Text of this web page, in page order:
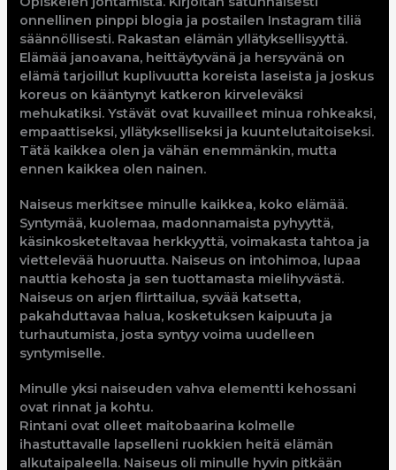
onnellinen pinppi blogia ja postailen Instagram tiliä
säännöllisesti. Rakastan elämän yllätyksellisyyttä.
Elämää janoavana, heittäytyvänä ja hersyvänä on
elämä tarjoillut kuplivuutta koreista laseista ja joskus
koreus on kääntynyt katkeron kirveleväksi
mehukatiksi. Ystävät ovat kuvailleet minua rohkeaksi,
empaattiseksi, yllätykselliseksi ja kuuntelutaitoiseksi.
Tätä kaikkea olen ja vähän enemmänkin, mutta
ennen kaikkea olen nainen.
Naiseus merkitsee minulle kaikkea, koko elämää.
Syntymää, kuolemaa, madonnamaista pyhyyttä,
käsinkosketeltavaa herkkyyttä, voimakasta tahtoa ja
viettelevää huoruutta. Naiseus on intohimoa, lupaa
nauttia kehosta ja sen tuottamasta mielihyvästä.
Naiseus on arjen flirttailua, syvää katsetta,
pakahduttavaa halua, kosketuksen kaipuuta ja
turhautumista, josta syntyy voima uudelleen
syntymiselle.
Minulle yksi naiseuden vahva elementti kehossani
ovat rinnat ja kohtu.
Rintani ovat olleet maitobaarina kolmelle
ihastuttavalle lapselleni ruokkien heitä elämän
alkutaipaleella. Naiseus oli minulle hyvin pitkään